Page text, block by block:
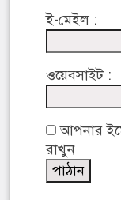
ই-মেইল :
ওয়েবসাইট :
আপনার
রাখুন